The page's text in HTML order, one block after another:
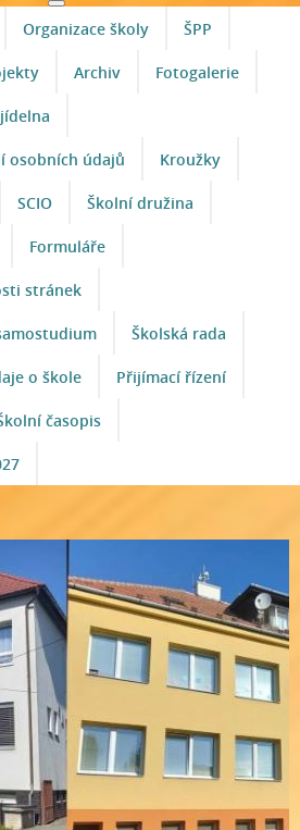
Organizace školy ŠPP
Archiv Fotogalerie
osobních údajů Kroužky
SCIO Školní družina
Formuláře
stránek
Školská rada
o škole Přijímací řízení
časopis